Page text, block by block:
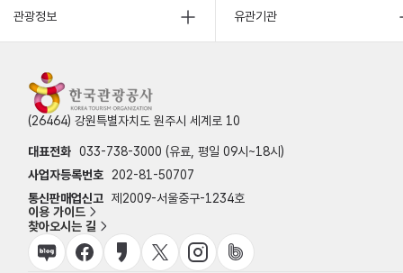
관광정보 유관기관
(26464) 강원특별자치도 원주시 세계로 10
대표전화 033-738-3000 (유료, 평일 09시~18시)
사업자등록번호
202-81-50707
통신판매업신고 제2009-서울중구-1234호
이용 가이드
찾아오시는 길